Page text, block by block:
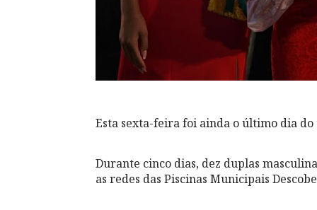
Esta sexta-feira foi ainda o último dia
Durante cinco dias, dez duplas
as redes das Piscinas Municipais